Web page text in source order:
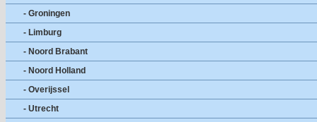
- Groningen
- Limburg
- Noord Brabant
- Noord Holland
- Overijssel
- Utrecht